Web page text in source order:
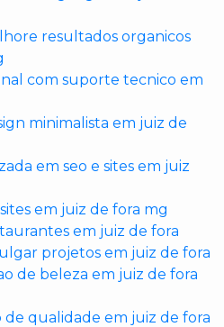
resultados organicos
com suporte tecnico em
minimalista em juiz de
em seo e sites em juiz
em juiz de fora mg
em juiz de fora
projetos em juiz de fora
de beleza em juiz de fora
de qualidade em juiz de fora